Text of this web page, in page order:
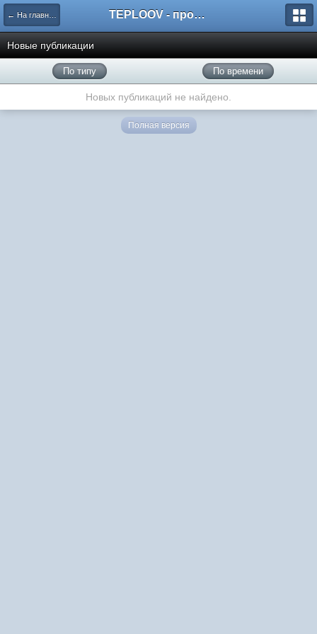
← На главную TEPLOOV - программный комплекс для расчёта систем отопления и вентиляции
Новые публикации
По типу По времени
Новых публикаций не найдено.
Полная версия